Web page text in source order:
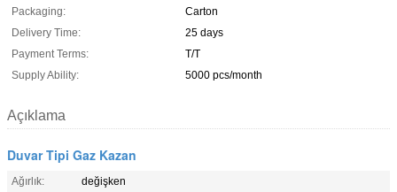
Packaging:
Carton
Delivery Time:
25 days
Payment Terms:
T/T
Supply Ability:
5000 pcs/month
Açıklama
Duvar Tipi Gaz Kazan
Ağırlık:
değişken